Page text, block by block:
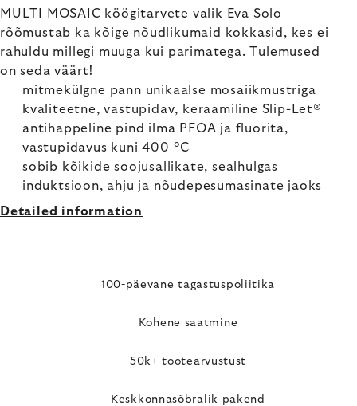
MULTI MOSAIC köögitarvete valik Eva Solo
rõõmustab ka kõige nõudlikumaid kokkasid, kes ei
rahuldu millegi muuga kui parimatega. Tulemused
on seda väärt!
mitmekülgne pann unikaalse mosaiikmustriga
kvaliteetne, vastupidav, keraamiline Slip-Let®
antihappeline pind ilma PFOA ja fluorita,
vastupidavus kuni 400 °C
sobib kõikide soojusallikate, sealhulgas
induktsioon, ahju ja nõudepesumasinate jaoks
Detailed information
100-päevane tagastuspoliitika
Kohene saatmine
50k+ tootearvustust
Keskkonnasõbralik pakend